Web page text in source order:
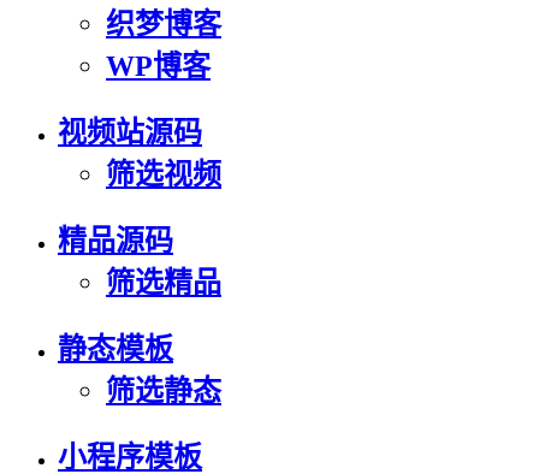
织梦博客
WP博客
视频站源码
筛选视频
精品源码
筛选精品
静态模板
筛选静态
小程序模板